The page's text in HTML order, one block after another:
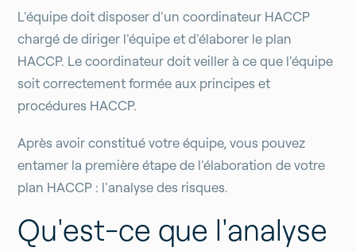
L'équipe doit disposer d'un coordinateur HACCP
chargé de diriger l'équipe et d'élaborer le plan
HACCP. Le coordinateur doit veiller à ce que l'équipe
soit correctement formée aux principes et
procédures HACCP.
Après avoir constitué votre équipe, vous pouvez
entamer la première étape de l'élaboration de votre
plan HACCP : l'analyse des risques.
Qu'est-ce que l'analyse